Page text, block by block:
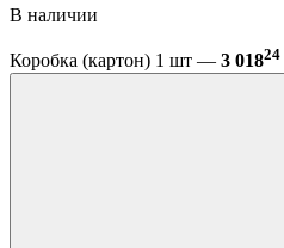
В наличии
Коробка (картон) 1 шт — 3 01824